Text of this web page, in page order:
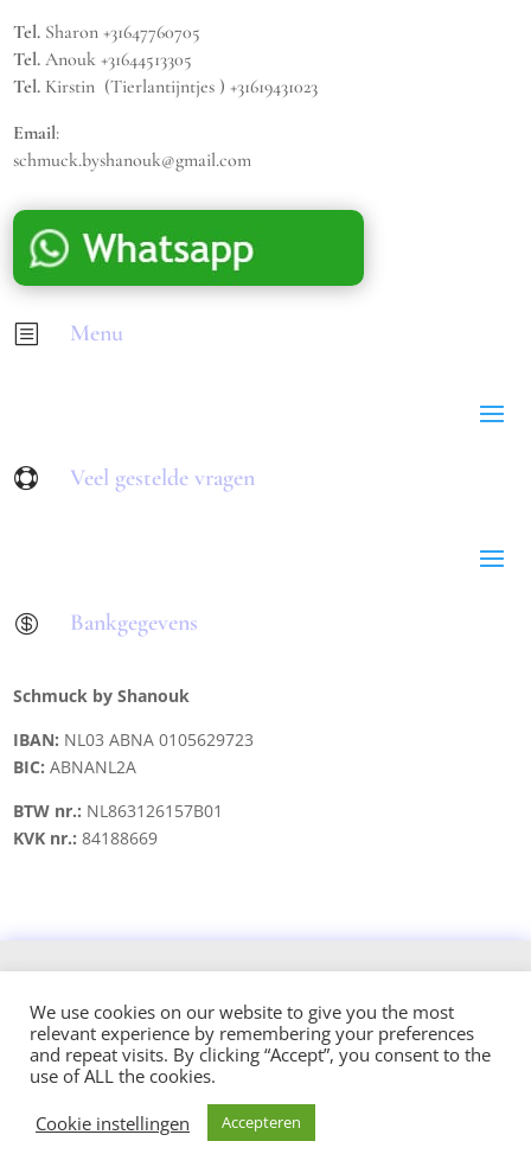
Tel. Sharon +31647760705
Tel. Anouk +31644513305
Tel. Kirstin (Tierlantijntjes ) +31619431023
Email:
schmuck.byshanouk@gmail.com
b Menu
 Veel gestelde vragen
 Bankgegevens
Schmuck by Shanouk
IBAN: NL03 ABNA 0105629723
BIC: ABNANL2A
BTW nr.: NL863126157B01
KVK nr.:84188669
Design and hosted by:
We use cookies on our website to give you the most
relevant experience by remembering your preferences
and repeat visits. By clicking “Accept”, you consent to the
use of ALL the cookies.
Cookie instellingen
Accepteren